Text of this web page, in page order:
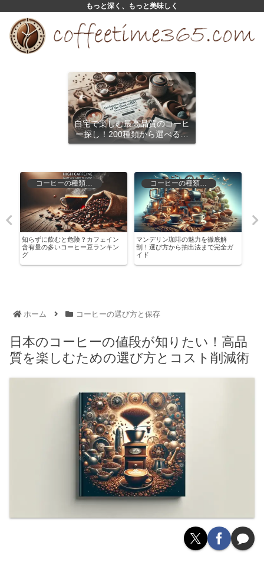
もっと深く、もっと美味しく
自宅で楽しむ最高品質のコーヒ
ー探し！200種類から選べるサ
ブスクリプション
知らずに飲むと危険？カフェイン
含有量の多いコーヒー豆ランキン
グ
マンデリン珈琲の魅力を徹底解
剖！選び方から抽出法まで完全ガ
イド
ホーム コーヒーの選び方と保存
日本のコーヒーの値段が知りたい！高品
質を楽しむための選び方とコスト削減術